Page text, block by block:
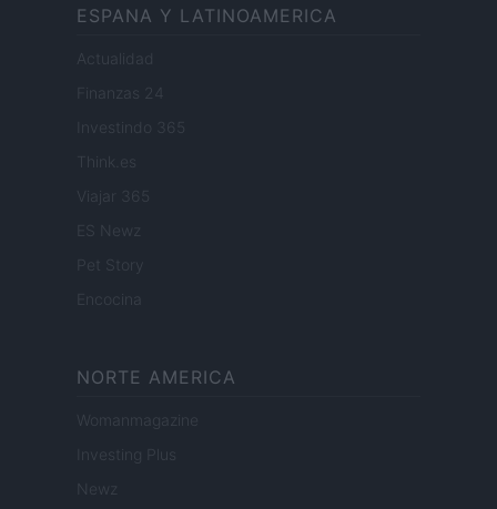
ESPANA Y LATINOAMERICA
Actualidad
Finanzas 24
Investindo 365
Think.es
Viajar 365
ES Newz
Encocina
NORTE AMERICA
Womanmagazine
Investing Plus
Newz